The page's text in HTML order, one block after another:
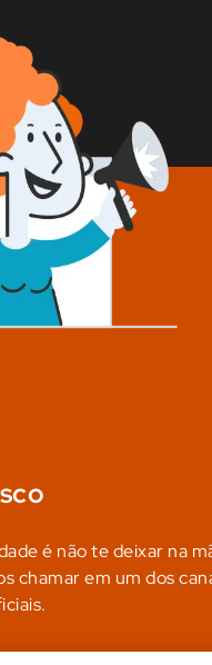
é não te deixar na
chamar em um dos